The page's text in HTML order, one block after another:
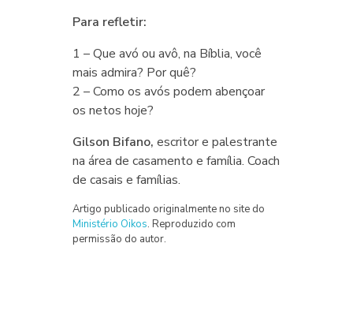
Para refletir:
1 – Que avó ou avô, na Bíblia, você
mais admira? Por quê?
2 – Como os avós podem abençoar
os netos hoje?
Gilson Bifano, escritor e palestrante
na área de casamento e família. Coach
de casais e famílias.
Artigo publicado originalmente no site do
Ministério Oikos. Reproduzido com
permissão do autor.